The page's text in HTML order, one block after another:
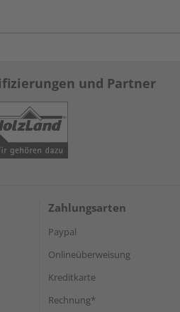
und Partner
Zahlungsarten
Paypal
Onlineüberweisung
Kreditkarte
Rechnung*